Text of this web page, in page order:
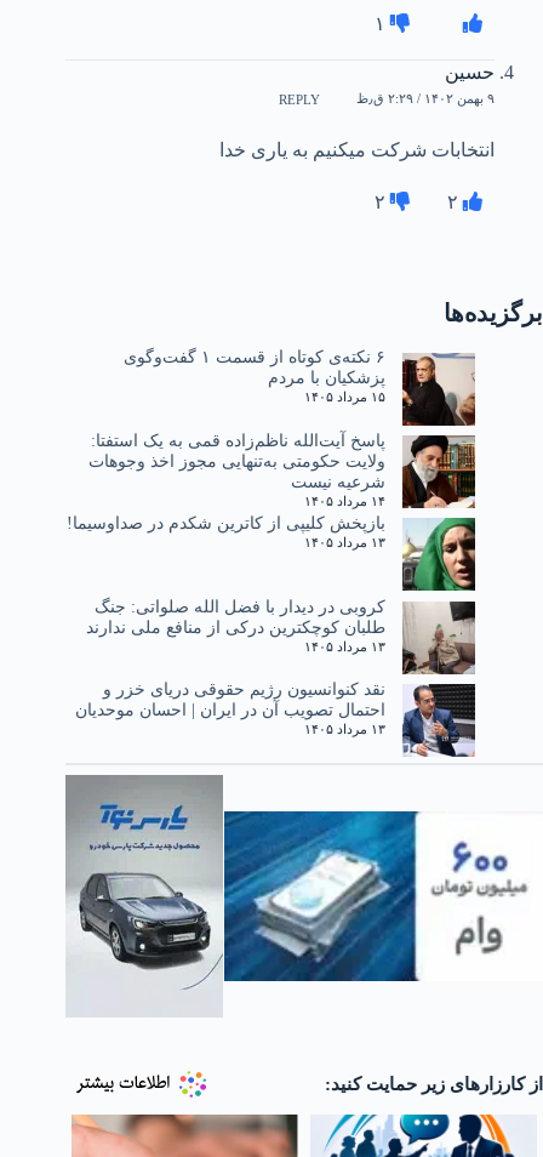
۱
حسین
۹ بهمن ۱۴۰۲ / ۲:۲۹ ق٫ظ REPLY
انتخابات شرکت میکنیم به یاری خدا
۲ ۲
برگزیده‌ها
۶ نکته‌ی کوتاه از قسمت ۱ گفت‌وگوی
پزشکیان با مردم
۱۵ مرداد ۱۴۰۵
پاسخ آیت‌الله ناظم‌زاده قمی به یک استفتا:
ولایت حکومتی به‌تنهایی مجوز اخذ وجوهات
شرعیه نیست
۱۴ مرداد ۱۴۰۵
بازپخش کلیپی از کاترین شکدم در صداوسیما!
۱۳ مرداد ۱۴۰۵
کروبی در دیدار با فضل الله صلواتی: جنگ
طلبان کوچکترین درکی از منافع ملی ندارند
۱۳ مرداد ۱۴۰۵
نقد کنوانسیون رژیم حقوقی دریای خزر و
احتمال تصویب آن در ایران | احسان موحدیان
۱۳ مرداد ۱۴۰۵
از کارزارهای زیر حمایت کنید: